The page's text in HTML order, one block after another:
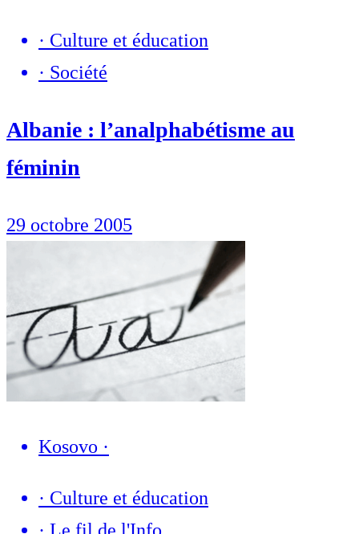
· Culture et éducation
· Société
Albanie : l’analphabétisme au
féminin
29 octobre 2005
Kosovo ·
· Culture et éducation